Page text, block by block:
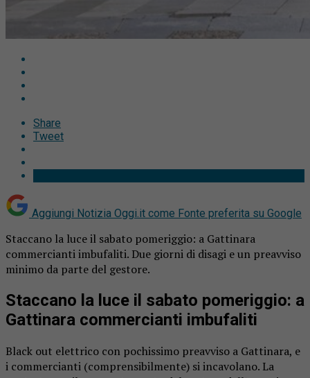
Share
Tweet
Aggiungi Notizia Oggi.it come Fonte preferita su Google
Staccano la luce il sabato pomeriggio: a Gattinara
commercianti imbufaliti. Due giorni di disagi e un preavviso
minimo da parte del gestore.
Staccano la luce il sabato pomeriggio: a
Gattinara commercianti imbufaliti
Black out elettrico con pochissimo preavviso a Gattinara, e
i commercianti (comprensibilmente) si incavolano. La